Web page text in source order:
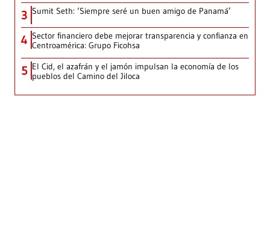
3 Sumit Seth: ‘Siempre seré un buen amigo de Panamá’
4 Sector financiero debe mejorar transparencia y confianza en
Centroamérica: Grupo Ficohsa
5 El Cid, el azafrán y el jamón impulsan la economía de los
pueblos del Camino del Jiloca